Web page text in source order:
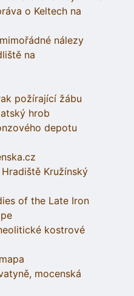
o Keltech na
nálezy
na
požírající žábu
hrob
depotu
Kružínský
of the Late Iron
kostrové
mocenská